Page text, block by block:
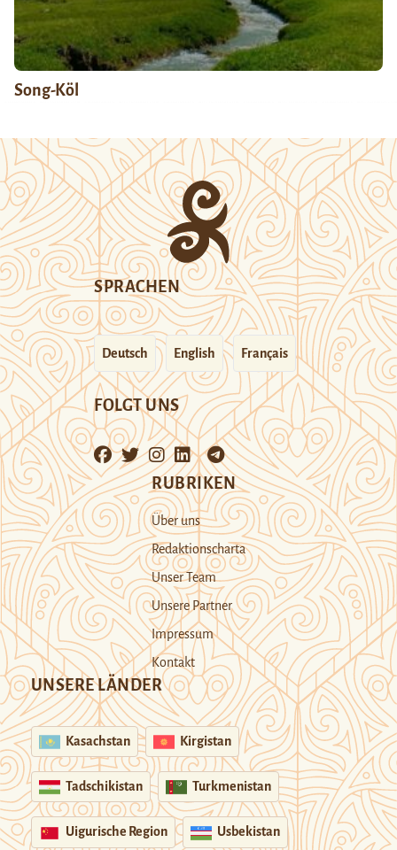
Song-Köl
SPRACHEN
Deutsch English Français
FOLGT UNS
RUBRIKEN
Über uns
Redaktionscharta
Unser Team
Unsere Partner
Impressum
Kontakt
UNSERE LÄNDER
Kasachstan Kirgistan
Tadschikistan Turkmenistan
Uigurische Region Usbekistan